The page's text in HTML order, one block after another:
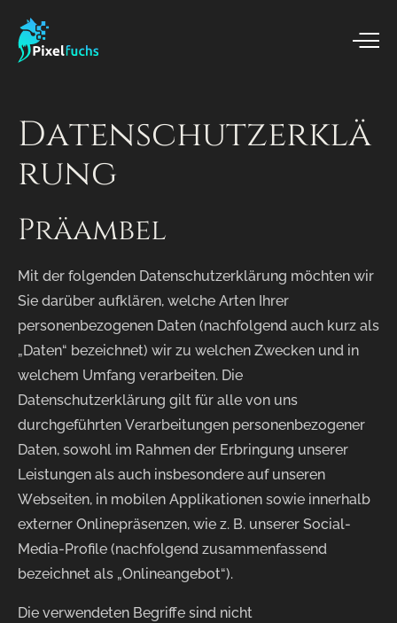
Datenschutzerklä
rung
Präambel
Mit der folgenden Datenschutzerklärung möchten wir
Sie darüber aufklären, welche Arten Ihrer
personenbezogenen Daten (nachfolgend auch kurz als
„Daten“ bezeichnet) wir zu welchen Zwecken und in
welchem Umfang verarbeiten. Die
Datenschutzerklärung gilt für alle von uns
durchgeführten Verarbeitungen personenbezogener
Daten, sowohl im Rahmen der Erbringung unserer
Leistungen als auch insbesondere auf unseren
Webseiten, in mobilen Applikationen sowie innerhalb
externer Onlinepräsenzen, wie z. B. unserer Social-
Media-Profile (nachfolgend zusammenfassend
bezeichnet als „Onlineangebot“).
Die verwendeten Begriffe sind nicht